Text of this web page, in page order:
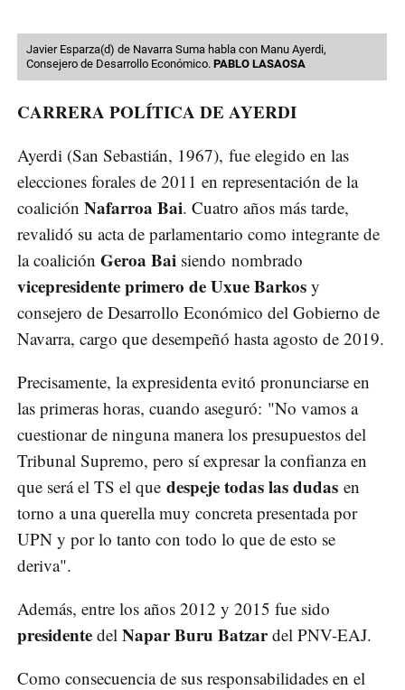
Javier Esparza(d) de Navarra Suma habla con Manu Ayerdi,
Consejero de Desarrollo Económico. PABLO LASAOSA
CARRERA POLÍTICA DE AYERDI
Ayerdi (San Sebastián, 1967), fue elegido en las
elecciones forales de 2011 en representación de la
coalición Nafarroa Bai. Cuatro años más tarde,
revalidó su acta de parlamentario como integrante de
la coalición Geroa Bai siendo nombrado
vicepresidente primero de Uxue Barkos y
consejero de Desarrollo Económico del Gobierno de
Navarra, cargo que desempeñó hasta agosto de 2019.
Precisamente, la expresidenta evitó pronunciarse en
las primeras horas, cuando aseguró: "No vamos a
cuestionar de ninguna manera los presupuestos del
Tribunal Supremo, pero sí expresar la confianza en
que será el TS el que despeje todas las dudas en
torno a una querella muy concreta presentada por
UPN y por lo tanto con todo lo que de esto se
deriva".
Además, entre los años 2012 y 2015 fue sido
presidente del Napar Buru Batzardel PNV-EAJ.
Como consecuencia de sus responsabilidades en el